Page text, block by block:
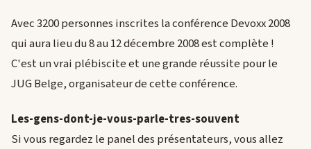
Avec 3200 personnes inscrites la conférence Devoxx 2008
qui aura lieu du 8 au 12 décembre 2008 est complète !
C'est un vrai plébiscite et une grande réussite pour le
JUG Belge, organisateur de cette conférence.
Les-gens-dont-je-vous-parle-tres-souvent
Si vous regardez le panel des présentateurs, vous allez